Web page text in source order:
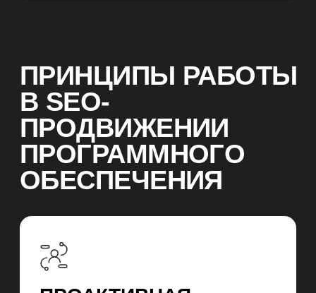
СТРУКТУРА UNIT
SEO
Структура отдела